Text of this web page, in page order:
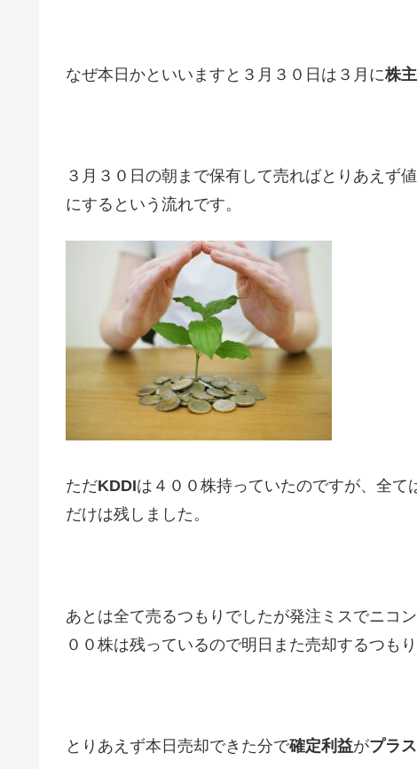
なぜ本日かといいますと３月３０日は３月に株
３月３０日の朝まで保有して売ればとりあえず
にするという流れです。
ただKDDIは４００株持っていたのですが、全
だけは残しました。
あとは全て売るつもりでしたが発注ミスでニコ
００株は残っているので明日また売却するつもり
とりあえず本日売却できた分で確定利益がプラ